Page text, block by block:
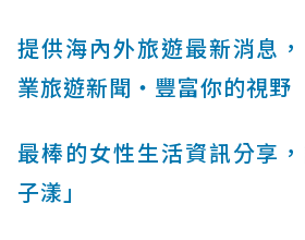
提供海內外旅遊最新消息
業旅遊新聞‧豐富你的視野
最棒的女性生活資訊分享
子漾」